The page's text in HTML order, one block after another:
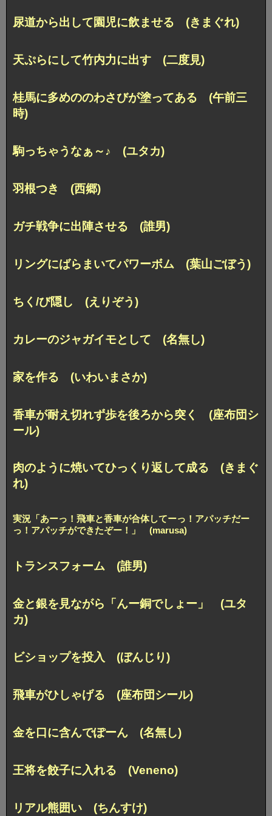
尿道から出して園児に飲ませる (きまぐれ)
天ぷらにして竹内力に出す (二度見)
桂馬に多めののわさびが塗ってある (午前三
時)
駒っちゃうなぁ～♪ (ユタカ)
羽根つき (西郷)
ガチ戦争に出陣させる (誰男)
リングにばらまいてパワーボム (葉山ごぼう)
ちく/び隠し (えりぞう)
カレーのジャガイモとして (名無し)
家を作る (いわいまさか)
香車が耐え切れず歩を後ろから突く (座布団シ
ール)
肉のように焼いてひっくり返して成る (きまぐ
れ)
実況「あーっ！飛車と香車が合体してーっ！ アパッチだー
っ！アパッチができたぞー！」 (marusa)
トランスフォーム (誰男)
金と銀を見ながら「んー銅でしょー」 (ユタ
カ)
ビショップを投入 (ぼんじり)
飛車がひしゃげる (座布団シール)
金を口に含んでぽーん (名無し)
王将を餃子に入れる (Veneno)
リアル熊囲い (ちんすけ)